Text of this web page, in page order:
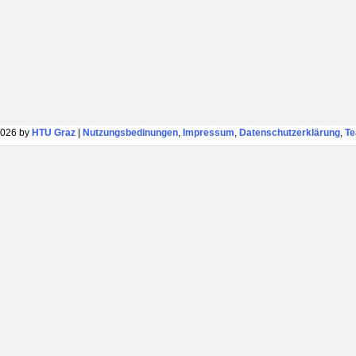
by HTU Graz| Nutzungsbedinungen, Impressum, Datenschutzerklärung,